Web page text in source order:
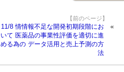
【前のページ】
11/8 情情報不足な開発初期段階にお
いて 医薬品の事業性評価を適切に進
める為の データ活用と売上予測の方
法